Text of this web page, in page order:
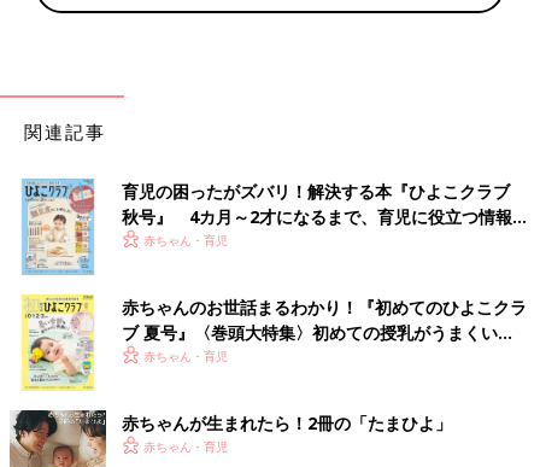
関連記事
育児の困ったがズバリ！解決する本『ひよこクラブ
秋号』 4カ月～2才になるまで、育児に役立つ情報が
いっぱい！
赤ちゃん・育児
赤ちゃんのお世話まるわかり！『初めてのひよこクラ
ブ 夏号』〈巻頭大特集〉初めての授乳がうまくい
く！ おっぱい・ミルクの基本と夏のトラブル 解決テ
赤ちゃん・育児
赤ちゃんが生まれたら！2冊の「たまひよ」
赤ちゃん・育児